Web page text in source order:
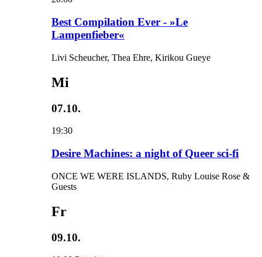
Best Compilation Ever - »Le
Lampenfieber«
Livi Scheucher, Thea Ehre, Kirikou Gueye
Mi
07.10.
19:30
Desire Machines: a night of Queer sci-fi
ONCE WE WERE ISLANDS, Ruby Louise Rose &
Guests
Fr
09.10.